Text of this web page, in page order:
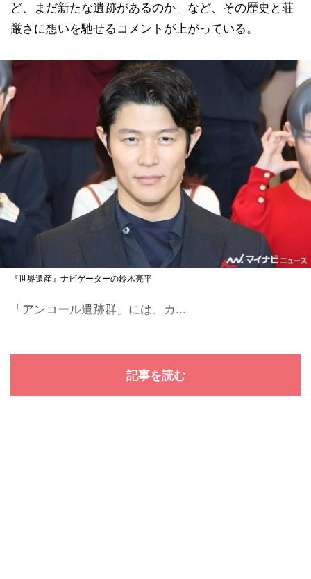
ど、まだ新たな遺跡があるのか」など、その歴史と荘
厳さに想いを馳せるコメントが上がっている。
『世界遺産』ナビゲーターの鈴木亮平
「アンコール遺跡群」には、カ...
記事を読む